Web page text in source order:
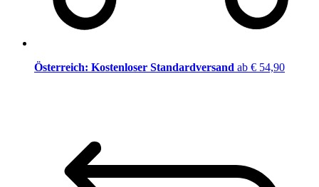
Österreich: Kostenloser Standardversand ab € 54,90